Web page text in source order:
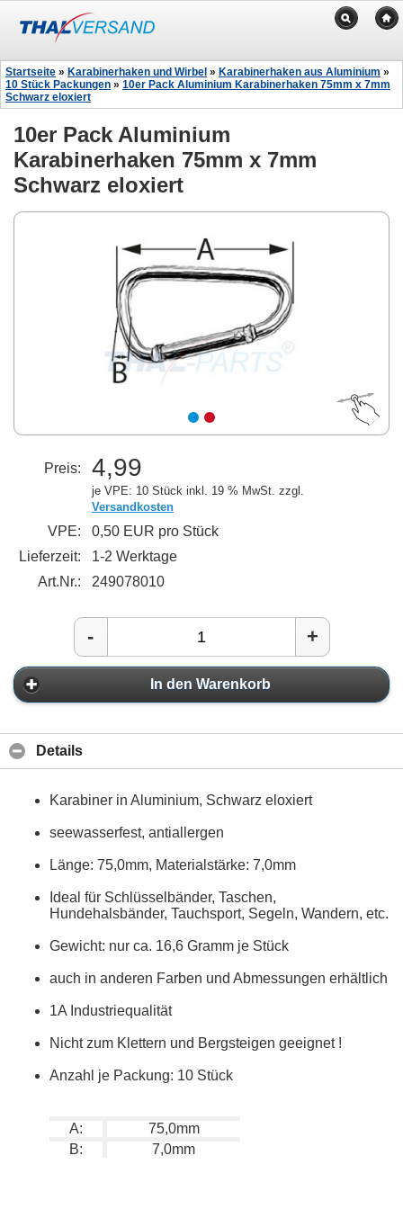
Startseite » Karabinerhaken und Wirbel » Karabinerhaken aus Aluminium »
10 Stück Packungen » 10er Pack Aluminium Karabinerhaken 75mm x 7mm
Schwarz eloxiert
10er Pack Aluminium
Karabinerhaken 75mm x 7mm
Schwarz eloxiert
Preis: 4,99
je VPE: 10 Stück inkl. 19 % MwSt. zzgl.
Versandkosten
VPE:
0,50 EUR pro Stück
Lieferzeit:
1-2 Werktage
Art.Nr.:
249078010
- +
In den Warenkorb
Details
Karabiner in Aluminium, Schwarz eloxiert
seewasserfest, antiallergen
Länge: 75,0mm, Materialstärke: 7,0mm
Ideal für Schlüsselbänder, Taschen,
Hundehalsbänder, Tauchsport, Segeln, Wandern, etc.
Gewicht: nur ca. 16,6 Gramm je Stück
auch in anderen Farben und Abmessungen erhältlich
1A Industriequalität
Nicht zum Klettern und Bergsteigen geeignet !
Anzahl je Packung: 10 Stück
A:
75,0mm
B:
7,0mm